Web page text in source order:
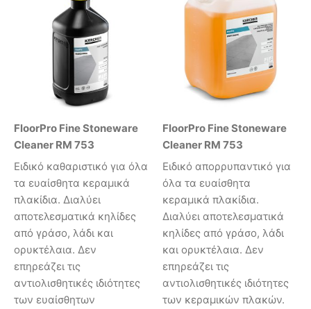
FloorPro Fine Stoneware
Cleaner RM 753
Ειδικό καθαριστικό για όλα
τα ευαίσθητα κεραμικά
πλακίδια. Διαλύει
αποτελεσματικά κηλίδες
από γράσο, λάδι και
ορυκτέλαια. Δεν
επηρεάζει τις
αντιολισθητικές ιδιότητες
των ευαίσθητων
FloorPro Fine Stoneware
Cleaner RM 753
Ειδικό απορρυπαντικό για
όλα τα ευαίσθητα
κεραμικά πλακίδια.
Διαλύει αποτελεσματικά
κηλίδες από γράσο, λάδι
και ορυκτέλαια. Δεν
επηρεάζει τις
αντιολισθητικές ιδιότητες
των κεραμικών πλακών.